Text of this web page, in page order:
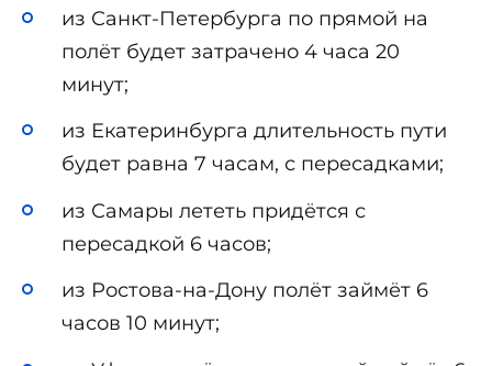
из Санкт-Петербурга по прямой на
полёт будет затрачено 4 часа 20
минут;
из Екатеринбурга длительность пути
будет равна 7 часам, с пересадками;
из Самары лететь придётся с
пересадкой 6 часов;
из Ростова-на-Дону полёт займёт 6
часов 10 минут;